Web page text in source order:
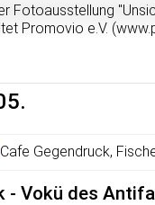
aus
Koordination des
Wohnen
für
Fotoausstellung
Promovio e.V.
geht an Projekte
zu Guatemala.
Cafe Gegendruck,
- Vokü des